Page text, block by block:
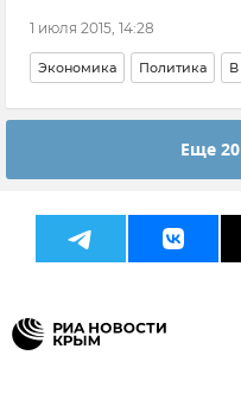
1 июля 2015, 14:28
Экономика Политика
Общество
Поставки электроэнергии
Еще